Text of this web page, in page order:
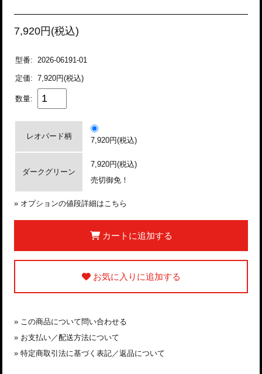
7,920円(税込)
型番: 2026-06191-01
定価: 7,920円(税込)
数量:
レオパード柄 7,920円(税込)
ダークグリーン
7,920円(税込)
売切御免！
» オプションの値段詳細はこちら
カートに追加する
お気に入りに追加する
» この商品について問い合わせる
» お支払い／配送方法について
» 特定商取引法に基づく表記／返品について